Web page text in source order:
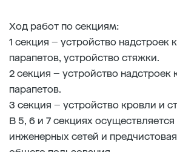
Ход работ по секциям:
1 секция – устройство надстроек
парапетов, устройство стяжки.
2 секция – устройство надстроек
парапетов.
3 секция – устройство кровли и
В 5, 6 и 7 секциях
инженерных сетей и